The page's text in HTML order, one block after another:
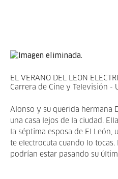
EL VERANO DEL LEÓN
Carrera de Cine y Televisión -
Alonso y su querida hermana
una casa lejos de la ciudad.
la séptima esposa de El León,
te electrocuta cuando lo
podrían estar pasando su